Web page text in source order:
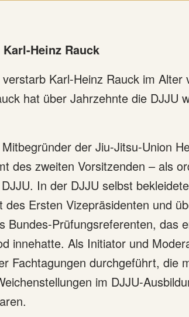
Heinz Rauck
Karl-Heinz Rauck im Alter
hat über Jahrzehnte die DJJU
der Jiu-Jitsu-Union
des zweiten Vorsitzenden – als
In der DJJU selbst
des Ersten Vizepräsidenten und
Bundes-Prüfungsreferenten, das
innehatte. Als Initiator und
Fachtagungen durchgeführt, die
im DJJU-